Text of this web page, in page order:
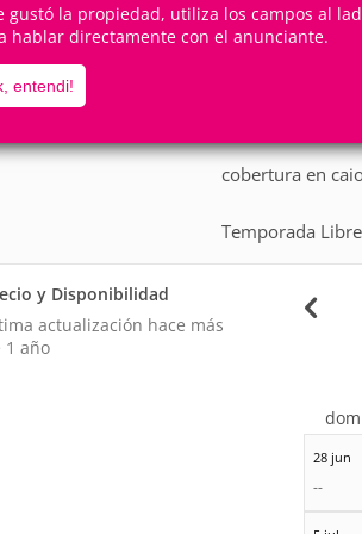
gustó la propiedad, utiliza los campos al
hablar directamente con el anunciante.
entendi!
8 Personas 3
2
cobertura en
Temporada
y Disponibilidad
actualización hace más
1 año
28 jun
--
dom